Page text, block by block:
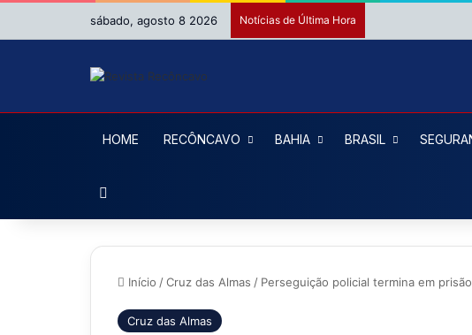
sábado, agosto 8 2026 Notícias de Última Hora
HOME RECÔNCAVO BAHIA BRASIL
Início / Cruz das Almas / Perseguição policial termina em
Cruz das Almas